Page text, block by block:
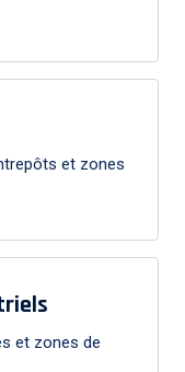
et zones
et zones de